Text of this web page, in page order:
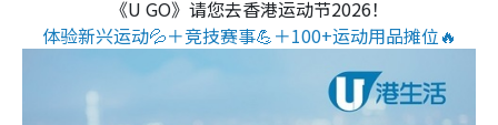
《U GO》请您去香港运动节2026！
体验新兴运动💦＋竞技赛事💪＋100+运动用品摊位🔥